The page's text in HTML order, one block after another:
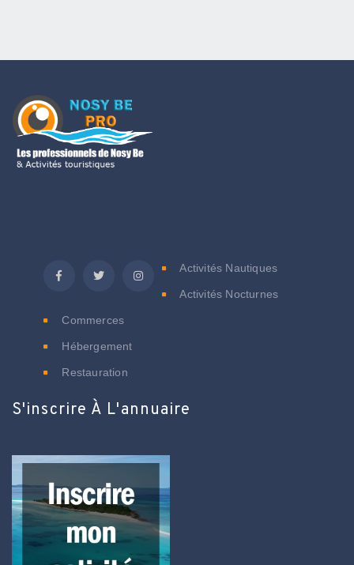
Activités Nautiques
Activités Nocturnes
Commerces
Hébergement
Restauration
S'inscrire À L'annuaire